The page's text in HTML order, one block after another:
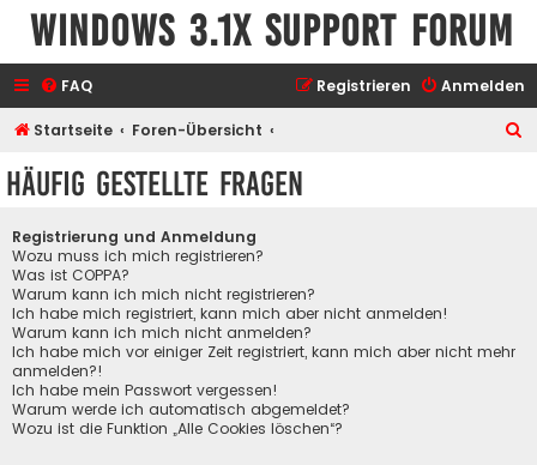
Windows 3.1x Support Forum
FAQ Anmelden
Registrieren
Startseite Foren-Übersicht
Häufig gestellte Fragen
Registrierung und Anmeldung
Wozu muss ich mich registrieren?
Was ist COPPA?
Warum kann ich mich nicht registrieren?
Ich habe mich registriert, kann mich aber nicht anmelden!
Warum kann ich mich nicht anmelden?
Ich habe mich vor einiger Zeit registriert, kann mich aber nicht mehr
anmelden?!
Ich habe mein Passwort vergessen!
Warum werde ich automatisch abgemeldet?
Wozu ist die Funktion „Alle Cookies löschen“?